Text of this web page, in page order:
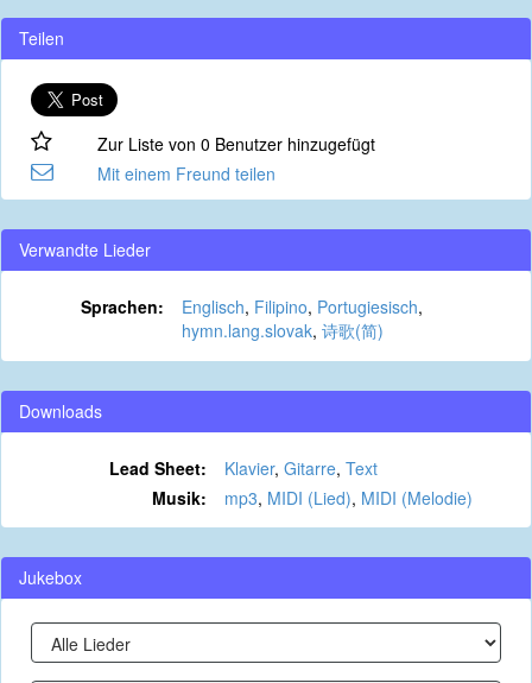
Teilen
Zur Liste von 0 Benutzer hinzugefügt
Mit einem Freund teilen
Verwandte Lieder
Sprachen: Englisch, Filipino, Portugiesisch,
hymn.lang.slovak, 诗歌(简)
Downloads
Lead Sheet: Klavier, Gitarre, Text
Musik:
mp3, MIDI (Lied), MIDI (Melodie)
Jukebox